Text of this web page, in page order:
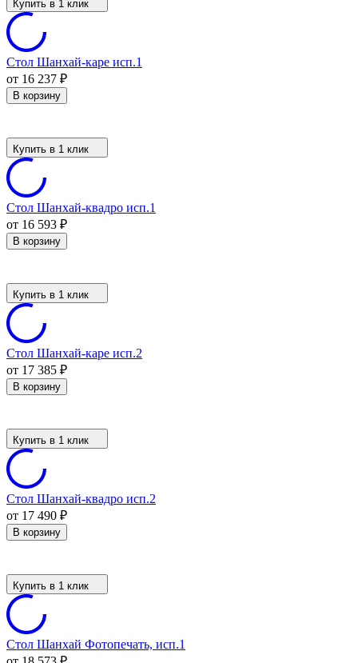
Купить в 1 клик
Стол Шанхай-каре исп.1
от 16 237 ₽
В корзину
Купить в 1 клик
Стол Шанхай-квадро исп.1
от 16 593 ₽
В корзину
Купить в 1 клик
Стол Шанхай-каре исп.2
от 17 385 ₽
В корзину
Купить в 1 клик
Стол Шанхай-квадро исп.2
от 17 490 ₽
В корзину
Купить в 1 клик
Стол Шанхай Фотопечать, исп.1